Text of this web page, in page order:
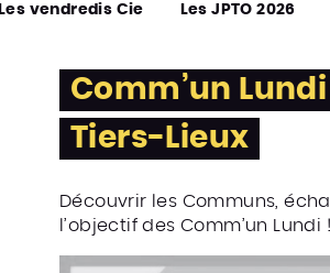
Les vendredis Cie Les JPTO 2026
Comm’un
Tiers-Lieux
Découvrir les Communs,
l’objectif des Comm’un Lundi !